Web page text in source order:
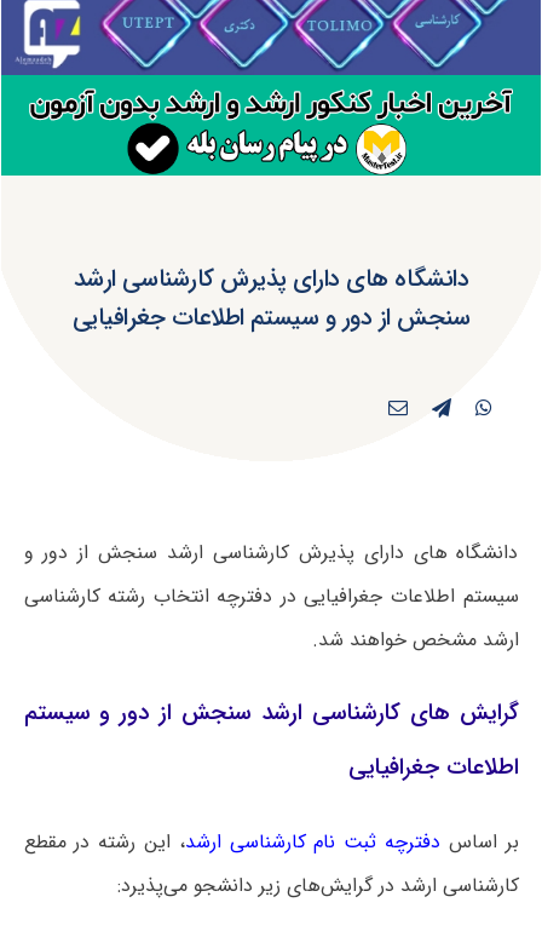
دانشگاه های دارای پذیرش کارشناسی ارشد
سنجش از دور و سیستم اطلاعات جغرافیایی
دانشگاه های دارای پذیرش کارشناسی ارشد سنجش از دور و
سیستم اطلاعات جغرافیایی در دفترچه انتخاب رشته کارشناسی
ارشد مشخص خواهند شد.
گرایش های کارشناسی ارشد سنجش از دور و سیستم
اطلاعات جغرافیایی
بر اساس دفترچه ثبت نام کارشناسی ارشد، این رشته در مقطع
کارشناسی ارشد در گرایش‌های زیر دانشجو می‌پذیرد: